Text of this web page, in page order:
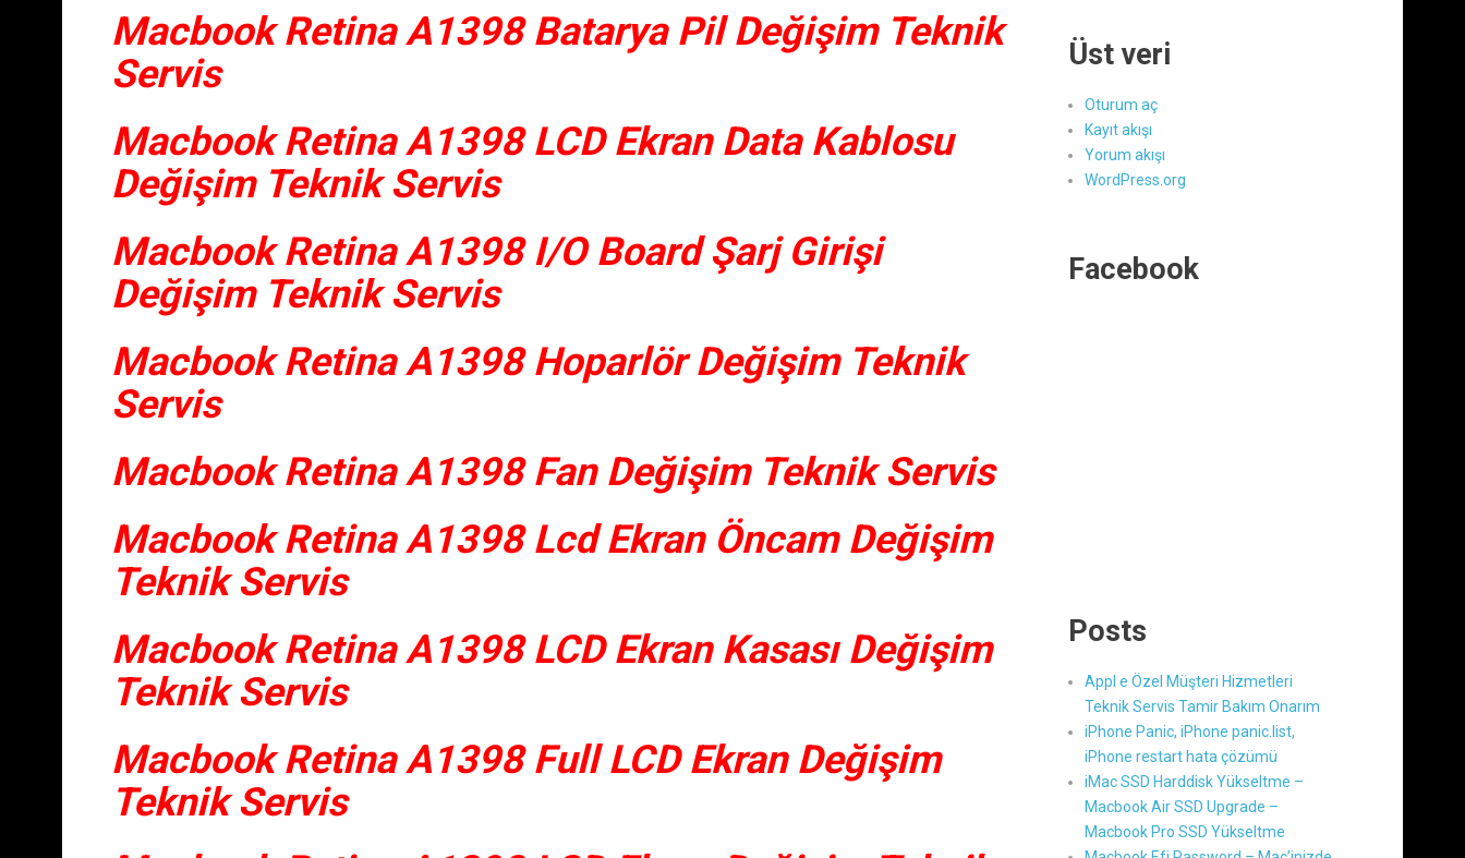
Macbook Retina A1398 Batarya Pil Değişim Teknik
Servis
Macbook Retina A1398 LCD Ekran Data Kablosu
Değişim Teknik Servis
Macbook Retina A1398 I/O Board Şarj Girişi
Değişim Teknik Servis
Macbook Retina A1398 Hoparlör Değişim Teknik
Servis
Macbook Retina A1398 Fan Değişim Teknik Servis
Macbook Retina A1398 Lcd Ekran Öncam Değişim
Teknik Servis
Macbook Retina A1398 LCD Ekran Kasası Değişim
Teknik Servis
Macbook Retina A1398 Full LCD Ekran Değişim
Teknik Servis
Üst veri
Oturum aç
Kayıt akışı
Yorum akışı
WordPress.org
Facebook
Posts
Appl e Özel Müşteri Hizmetleri
Teknik Servis Tamir Bakım Onarım
iPhone Panic, iPhone panic.list,
iPhone restart hata çözümü
iMac SSD Harddisk Yükseltme –
Macbook Air SSD Upgrade –
Macbook Pro SSD Yükseltme